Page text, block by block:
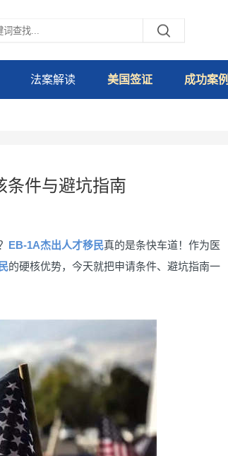
法案解读 美国签证 成功案例
条件与避坑指南
EB-1A杰出人才移民真的是条快车道！作为医
的硬核优势，今天就把申请条件、避坑指南一